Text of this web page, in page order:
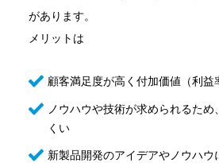
があります。
メリットは
顧客満足度が高く付加価値（利益
ノウハウや技術が求められるた
くい
新製品開発のアイデアやノウハウ